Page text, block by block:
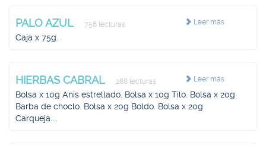
Leer más
PALO AZUL 756 lecturas
Caja x 75g.
Leer más
HIERBAS CABRAL 288 lecturas
Bolsa x 10g Anís estrellado. Bolsa x 10g Tilo. Bolsa x 20g
Barba de choclo. Bolsa x 20g Boldo. Bolsa x 20g
Carqueja....